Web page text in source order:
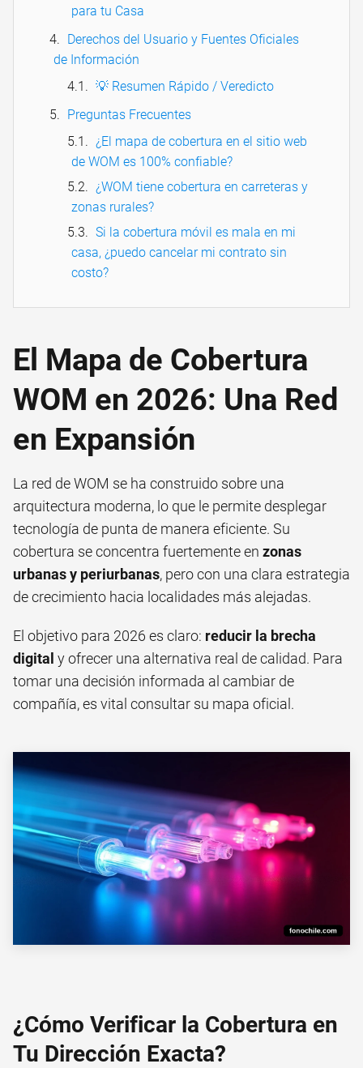
para tu Casa
Derechos del Usuario y Fuentes Oficiales
de Información
💡 Resumen Rápido / Veredicto
Preguntas Frecuentes
¿El mapa de cobertura en el sitio web
de WOM es 100% confiable?
¿WOM tiene cobertura en carreteras y
zonas rurales?
Si la cobertura móvil es mala en mi
casa, ¿puedo cancelar mi contrato sin
costo?
El Mapa de Cobertura
WOM en 2026: Una Red
en Expansión
La red de WOM se ha construido sobre una
arquitectura moderna, lo que le permite desplegar
tecnología de punta de manera eficiente. Su
cobertura se concentra fuertemente en zonas
urbanas y periurbanas, pero con una clara estrategia
de crecimiento hacia localidades más alejadas.
El objetivo para 2026 es claro: reducir la brecha
digital y ofrecer una alternativa real de calidad. Para
tomar una decisión informada al cambiar de
compañía, es vital consultar su mapa oficial.
¿Cómo Verificar la Cobertura en
Tu Dirección Exacta?